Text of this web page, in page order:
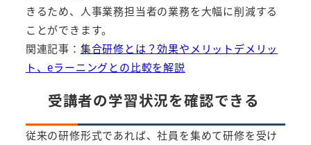
きるため、人事業務担当者の業務を大幅に削減する
ことができます。
関連記事： 集合研修とは？効果やメリットデメリッ
ト、eラーニングとの比較を解説
受講者の学習状況を確認できる
従来の研修形式であれば、社員を集めて研修を受け